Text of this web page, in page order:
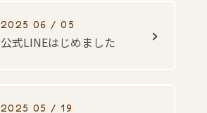
2025 06 / 05
公式LINEはじめました
2025 05 / 19